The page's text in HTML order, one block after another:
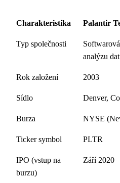
Charakteristika Palantir
Typ společnosti
analýzu dat
Rok založení 2003
Sídlo Denver,
Burza NYSE
Ticker symbol PLTR
IPO (vstup na
burzu)
Září 2020